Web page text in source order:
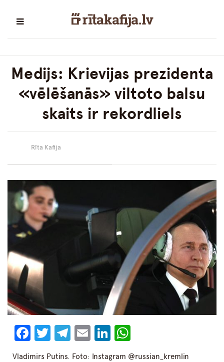
Medijs: Krievijas prezidenta
«vēlēšanās» viltoto balsu
skaits ir rekordliels
Rīta Kafija
Facebook
Twitter
Telegram
EmailLinkedIn
Vladimirs Putins. Foto: Instagram @russian_kremlin